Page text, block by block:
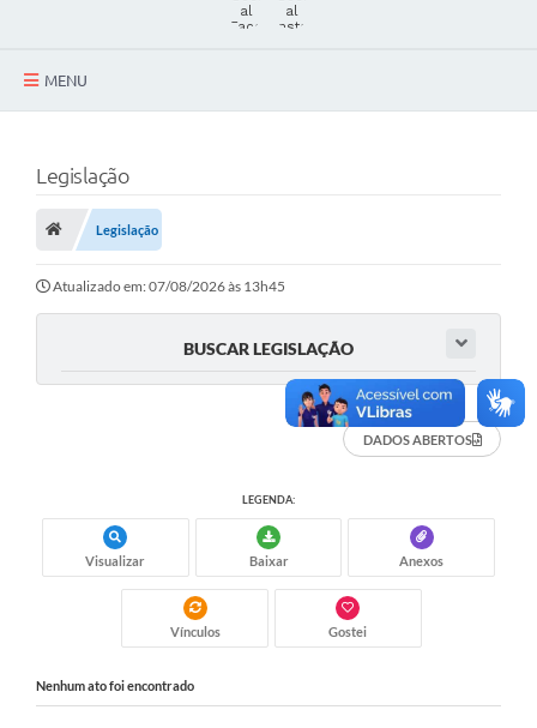
MENU
Secretarias
Legislação
Atos Municipais
Aldir Blanc (PNAB)
Arquivos para Download
PROCON
Legislação
Legislação
Atualizado em: 07/08/2026 às 13h45
BUSCAR LEGISLAÇÃO
DADOS ABERTOS
LEGENDA:
Visualizar Baixar Anexos
Vínculos Gostei
Nenhum ato foi encontrado